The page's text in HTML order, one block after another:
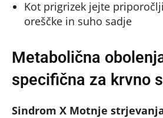
Kot prigrizek jejte
oreščke in suho sadje
Metabolična
specifična za krvno
Sindrom X Motnje